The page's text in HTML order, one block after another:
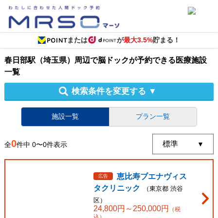
または が最大3.5%貯まる！
春日部駅（埼玉県）周辺で脳ドックが予約できる医療施設
一覧
検索条件を変更する ▼
施設一覧 プラン一覧
全0件中 0〜0件表示
広告
恵比寿ブエナヴィス
タクリニック
（東京都 渋谷
区）
24,800円～250,000円
（税